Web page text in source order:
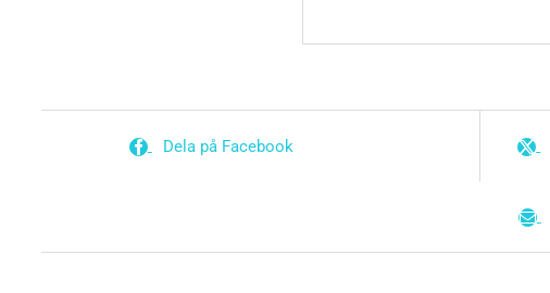
Dela på Facebook